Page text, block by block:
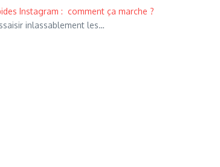
Instagram : comment ça marche ?
inlassablement les…